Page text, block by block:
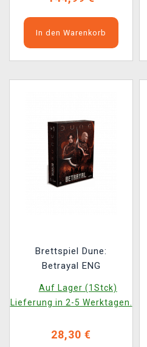
In den Warenkorb
Brettspiel Dune:
Betrayal ENG
Auf Lager (1Stck)
Lieferung in 2-5 Werktagen.
28,30 €